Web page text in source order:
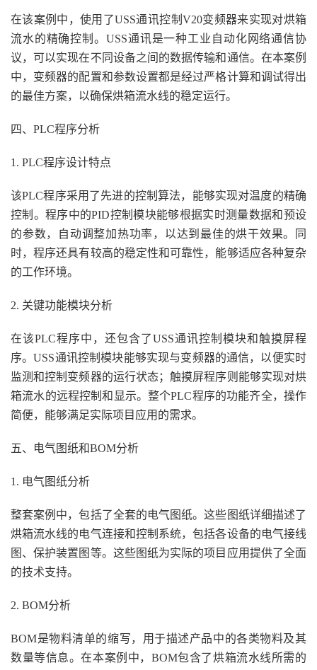
在该案例中，使用了USS通讯控制V20变频器来实现对烘箱
流水的精确控制。USS通讯是一种工业自动化网络通信协
议，可以实现在不同设备之间的数据传输和通信。在本案例
中，变频器的配置和参数设置都是经过严格计算和调试得出
的最佳方案，以确保烘箱流水线的稳定运行。
四、PLC程序分析
1. PLC程序设计特点
该PLC程序采用了先进的控制算法，能够实现对温度的精确
控制。程序中的PID控制模块能够根据实时测量数据和预设
的参数，自动调整加热功率，以达到最佳的烘干效果。同
时，程序还具有较高的稳定性和可靠性，能够适应各种复杂
的工作环境。
2. 关键功能模块分析
在该PLC程序中，还包含了USS通讯控制模块和触摸屏程
序。USS通讯控制模块能够实现与变频器的通信，以便实时
监测和控制变频器的运行状态；触摸屏程序则能够实现对烘
箱流水的远程控制和显示。整个PLC程序的功能齐全，操作
简便，能够满足实际项目应用的需求。
五、电气图纸和BOM分析
1. 电气图纸分析
整套案例中，包括了全套的电气图纸。这些图纸详细描述了
烘箱流水线的电气连接和控制系统，包括各设备的电气接线
图、保护装置图等。这些图纸为实际的项目应用提供了全面
的技术支持。
2. BOM分析
BOM是物料清单的缩写，用于描述产品中的各类物料及其
数量等信息。在本案例中，BOM包含了烘箱流水线所需的